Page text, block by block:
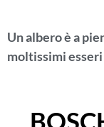
Un albero è a
moltissimi